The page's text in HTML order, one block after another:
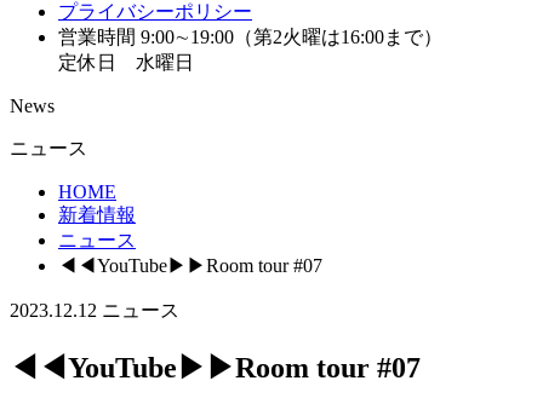
プライバシーポリシー
営業時間 9:00∼19:00（第2火曜は16:00まで）
定休日 水曜日
News
ニュース
HOME
新着情報
ニュース
◀︎◀︎YouTube▶︎▶︎Room tour #07
2023.12.12 ニュース
◀︎◀︎YouTube▶︎▶︎Room tour #07